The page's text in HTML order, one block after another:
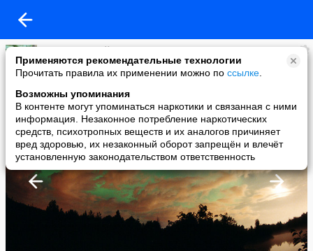
Применяются рекомендательные технологии
Прочитать правила их применении можно по ссылке
Возможны упоминания
В контенте могут упоминаться наркотики и связанная с ними
информация. Незаконное потребление наркотических
средств, психотропных веществ и их аналогов причиняет
вред здоровью, их незаконный оборот запрещён и влечёт
установленную законодательством ответственность
Блог: Геннадий Андреев
added a photo
06 Mar в 12:34